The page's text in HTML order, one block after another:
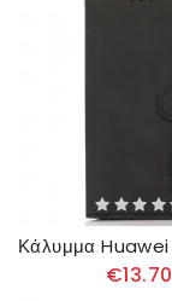
€13.70